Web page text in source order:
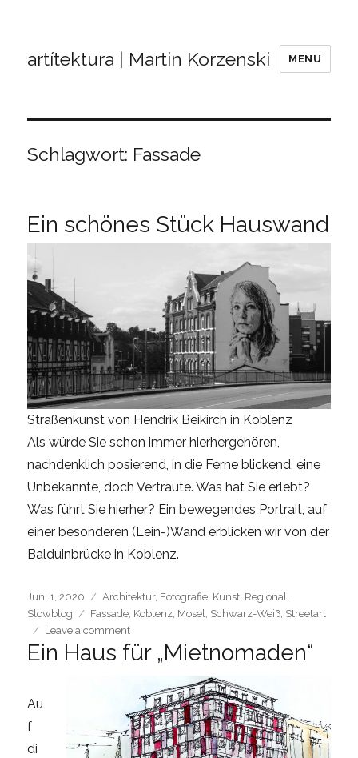
artítektura | Martin Korzenski MENU
Schlagwort: Fassade
Ein schönes Stück Hauswand
Straßenkunst von Hendrik Beikirch in Koblenz
Als würde Sie schon immer hierhergehören,
nachdenklich posierend, in die Ferne blickend, eine
Unbekannte, doch Vertraute. Was hat Sie erlebt?
Was führt Sie hierher? Ein bewegendes Portrait, auf
einer besonderen (Lein-)Wand erblicken wir von der
Balduinbrücke in Koblenz.
Posted
on
Juni 1, 2020 Categories
Architektur, Fotografie Kunst Regional
Slowblog
Tags
Fassade Koblenz Mosel Schwarz-Weiß Streetart
Leave a commenton
Ein
schönes
Hauswand
Ein Haus für „Mietnomaden“
Au
f
di